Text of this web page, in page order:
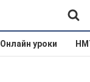
Онлайн уроки